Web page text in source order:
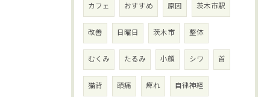
カフェ おすすめ 原因 茨木市駅
改善 日曜日 茨木市 整体
むくみ たるみ 小顔 シワ 首
猫背 頭痛 痺れ 自律神経